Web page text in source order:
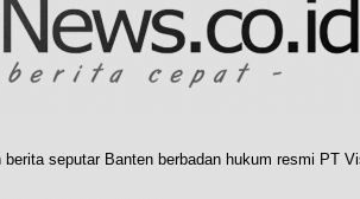
seputar Banten berbadan hukum resmi PT